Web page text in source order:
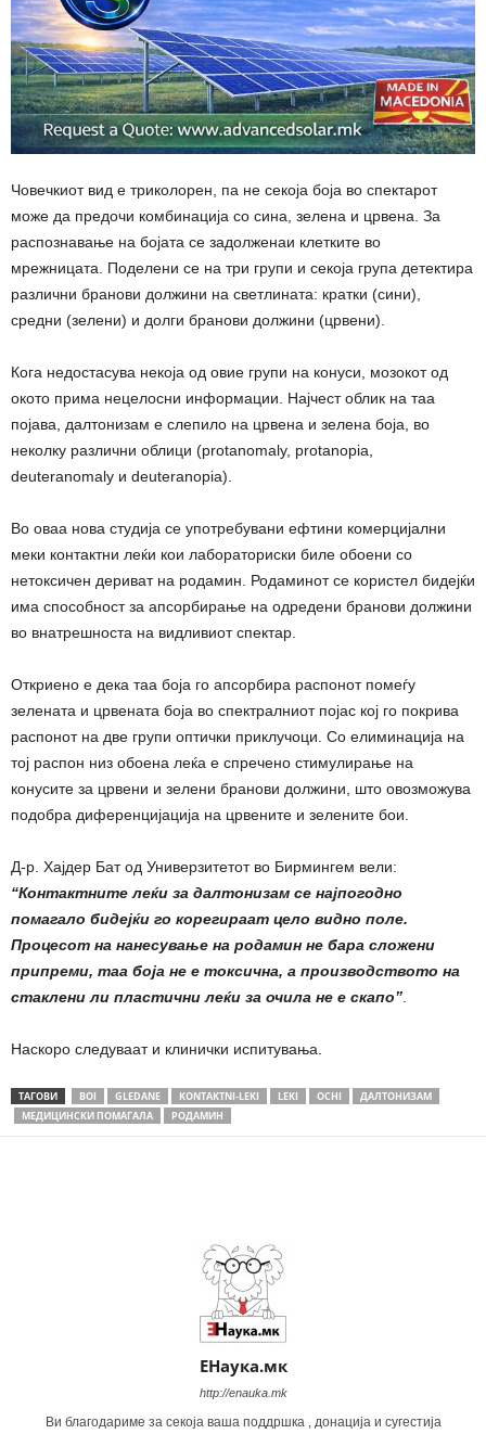
Човечкиот вид е триколорен, па не секоја боја во спектарот
може да предочи комбинација со сина, зелена и црвена. За
распознавање на бојата се задолженаи клетките во
мрежницата. Поделени се на три групи и секоја група детектира
различни бранови должини на светлината: кратки (сини),
средни (зелени) и долги бранови должини (црвени).
Кога недостасува некоја од овие групи на конуси, мозокот од
окото прима нецелосни информации. Најчест облик на таа
појава, далтонизам е слепило на црвена и зелена боја, во
неколку различни облици (protanomaly, protanopia,
deuteranomaly и deuteranopia).
Во оваа нова студија се употребувани ефтини комерцијални
меки контактни леќи кои лабораториски биле обоени со
нетоксичен дериват на родамин. Родаминот се користел бидејќи
има способност за апсорбирање на одредени бранови должини
во внатрешноста на видливиот спектар.
Откриено е дека таа боја го апсорбира распонот помеѓу
зелената и црвената боја во спектралниот појас кој го покрива
распонот на две групи оптички приклучоци. Со елиминација на
тој распон низ обоена леќа е спречено стимулирање на
конусите за црвени и зелени бранови должини, што овозможува
подобра диференцијација на црвените и зелените бои.
Д-р. Хајдер Бат од Универзитетот во Бирмингем вели:
“Контактните леќи за далтонизам се најпогодно
помагало бидејќи го корегираат цело видно поле.
Процесот на нанесување на родамин не бара сложени
припреми, таа боја не е токсична, а производството на
стаклени ли пластични леќи за очила не е скапо”
Наскоро следуваат и клинички испитувања.
ТАГОВИ BOI GLEDANE KONTAKTNI-LEKI LEKI OCHI
ДАЛТОНИЗАМ
МЕДИЦИНСКИ ПОМАГАЛА
РОДАМИН
ЕНаука.мк
http://enauka.mk
Ви благодариме за секоја ваша поддршка , донација и сугестија